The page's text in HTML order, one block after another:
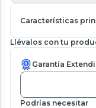
Características
Llévalos con tu
Garantía
Podrías necesitar